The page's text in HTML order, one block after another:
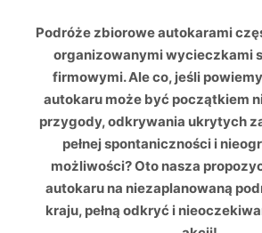
Podróże zbiorowe autokarami
organizowanymi wycieczkami
firmowymi. Ale co, jeśli
autokaru może być początkiem
przygody, odkrywania ukrytych
pełnej spontaniczności i
możliwości? Oto nasza
autokaru na niezaplanowaną
kraju, pełną odkryć i